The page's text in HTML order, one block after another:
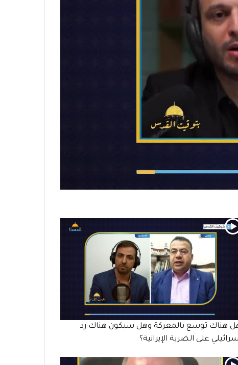
هناك توسع بالمعركة وهل سيكون هناك رد
على الضربة الإيرانية؟